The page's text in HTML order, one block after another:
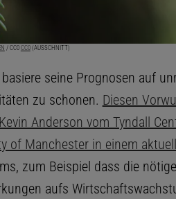
/ CC0 CC0(AUSSCHNITT)
seine Prognosen auf
zu schonen. Diesen
Anderson vom Tyndall
of Manchester in einem
zum Beispiel dass die
aufs